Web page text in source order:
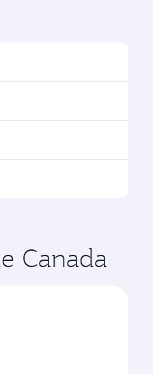
des vols.
fluides et
vous pouvez
Canada